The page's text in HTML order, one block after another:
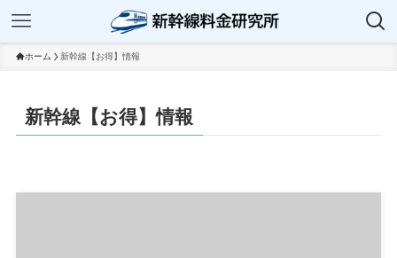
ホーム 新幹線【お得】情報
新幹線【お得】情報